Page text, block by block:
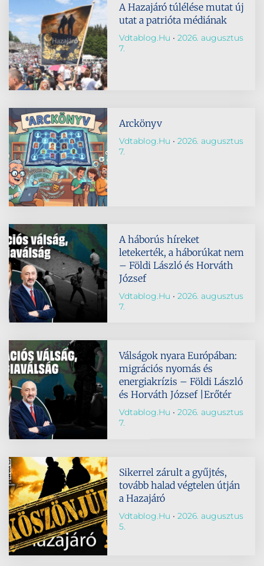
A Hazajáró túlélése mutat új
utat a patrióta médiának
Vdtablog.hu
2026. augusztus
7.
Arckönyv
Vdtablog.hu
2026. augusztus
7.
A háborús híreket
letekerték, a háborúkat nem
– Földi László és Horváth
József
Vdtablog.hu
2026. augusztus
7.
Válságok nyara Európában:
migrációs nyomás és
energiakrízis – Földi László
és Horváth József |Erőtér
Vdtablog.hu
2026. augusztus
7.
Sikerrel zárult a gyűjtés,
tovább halad végtelen útján
a Hazajáró
Vdtablog.hu
2026. augusztus
5.